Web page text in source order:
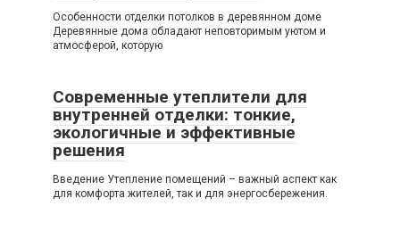
Особенности отделки потолков в деревянном доме
Деревянные дома обладают неповторимым уютом и
атмосферой, которую
Современные утеплители для
внутренней отделки: тонкие,
экологичные и эффективные
решения
Введение Утепление помещений – важный аспект как
для комфорта жителей, так и для энергосбережения.